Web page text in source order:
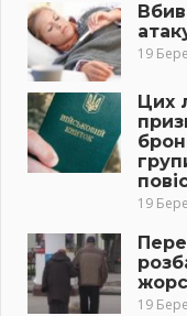
19
Цих
19
19